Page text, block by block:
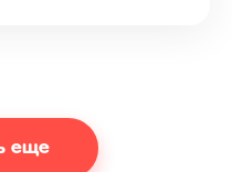
еще